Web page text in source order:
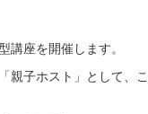
講座を開催します。
親子ホスト」として、